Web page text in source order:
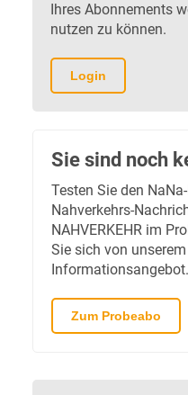
Ihres Abonnements
nutzen zu können.
Login
Sie sind noch
Testen Sie den
Nahverkehrs-
NAHVERKEHR im
Sie sich von
Informationsangebot.
Zum Probeabo